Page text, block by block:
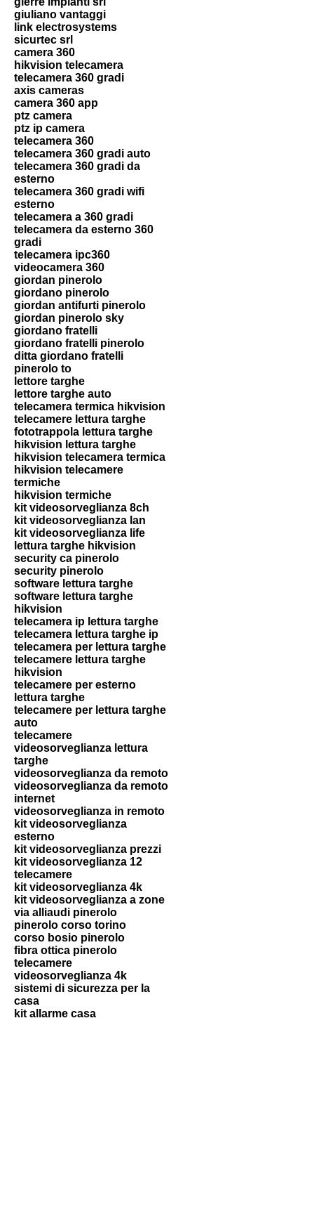
giuliano vantaggi
link electrosystems
sicurtec srl
camera 360
hikvision telecamera
telecamera 360 gradi
axis cameras
camera 360 app
ptz camera
ptz ip camera
telecamera 360
telecamera 360 gradi auto
telecamera 360 gradi da
esterno
telecamera 360 gradi wifi
esterno
telecamera a 360 gradi
telecamera da esterno 360
gradi
telecamera ipc360
videocamera 360
giordan pinerolo
giordano pinerolo
giordan antifurti pinerolo
giordan pinerolo sky
giordano fratelli
giordano fratelli pinerolo
ditta giordano fratelli
pinerolo to
lettore targhe
lettore targhe auto
telecamera termica hikvision
telecamere lettura targhe
fototrappola lettura targhe
hikvision lettura targhe
hikvision telecamera termica
hikvision telecamere
termiche
hikvision termiche
kit videosorveglianza 8ch
kit videosorveglianza lan
kit videosorveglianza life
lettura targhe hikvision
security ca pinerolo
security pinerolo
software lettura targhe
software lettura targhe
hikvision
telecamera ip lettura targhe
telecamera lettura targhe ip
telecamera per lettura targhe
telecamere lettura targhe
hikvision
telecamere per esterno
lettura targhe
telecamere per lettura targhe
auto
telecamere
videosorveglianza lettura
targhe
videosorveglianza da remoto
videosorveglianza da remoto
internet
videosorveglianza in remoto
kit videosorveglianza
esterno
kit videosorveglianza prezzi
kit videosorveglianza 12
telecamere
kit videosorveglianza 4k
kit videosorveglianza a zone
via alliaudi pinerolo
pinerolo corso torino
corso bosio pinerolo
fibra ottica pinerolo
telecamere
videosorveglianza 4k
sistemi di sicurezza per la
casa
kit allarme casa